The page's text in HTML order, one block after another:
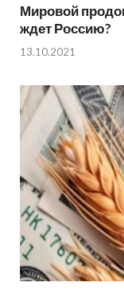
Мировой
ждет Россию?
13.10.2021